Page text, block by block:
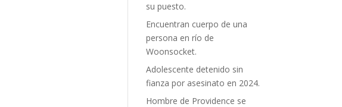
su puesto.
Encuentran cuerpo de una
persona en río de
Woonsocket.
Adolescente detenido sin
fianza por asesinato en 2024.
Hombre de Providence se